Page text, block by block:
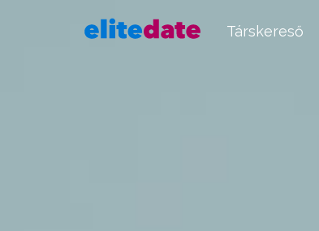
Társkereső